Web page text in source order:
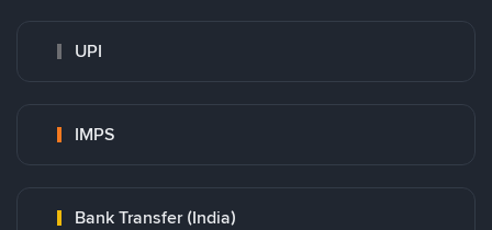
UPI
IMPS
Bank Transfer (India)